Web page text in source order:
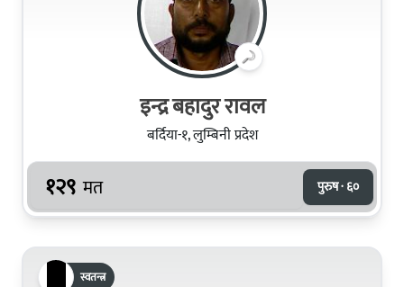
इन्द्र बहादुर रावल
बर्दिया-१, लुम्बिनी प्रदेश
१२९ मत पुरुष · ६०
स्वतन्त्र